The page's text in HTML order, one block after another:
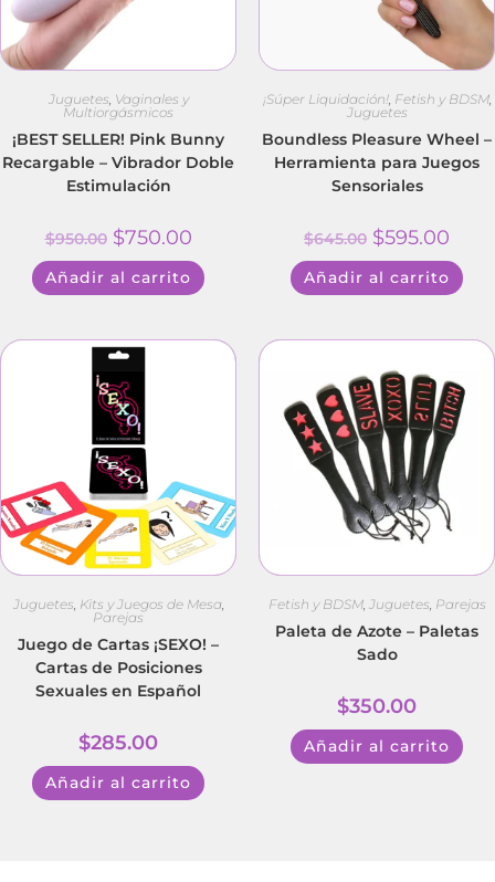
Juguetes Vaginales y
Multiorgásmicos
¡BEST SELLER! Pink Bunny
Recargable – Vibrador Doble
Estimulación
$950.00 $750.00
Añadir al carrito
¡Súper Liquidación!, Fetish y BDSM,
Juguetes
Boundless Pleasure Wheel –
Herramienta para Juegos
Sensoriales
$645.00 $595.00
Añadir al carrito
Juguetes Kits y Juegos de Mesa,
Parejas
Juego de Cartas ¡SEXO! –
Cartas de Posiciones
Sexuales en Español
$285.00
Añadir al carrito
Fetish y BDSM, Juguetes Parejas
Paleta de Azote – Paletas
Sado
$350.00
Añadir al carrito